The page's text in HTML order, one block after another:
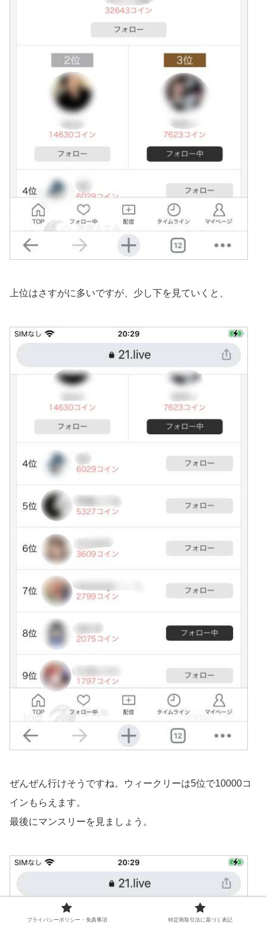
上位はさすがに多いですが、少し下を見ていくと、
ぜんぜん行けそうですね。ウィークリーは5位で10000コ
インもらえます。
最後にマンスリーを見ましょう。
プライバシーポリシー・免責事項 特定商取引法に基づく表記